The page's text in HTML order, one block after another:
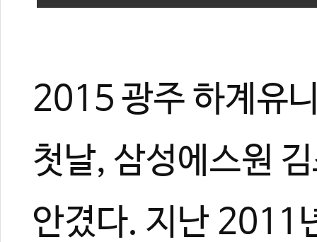
2015 광주 하계유
첫날, 삼성에스원
안겼다. 지난 2011